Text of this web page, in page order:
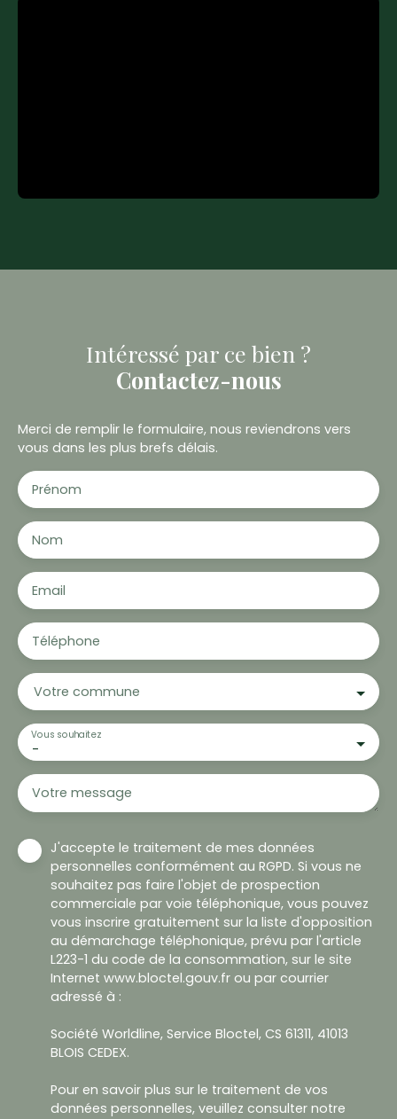
Intéressé par ce bien ?
Contactez-nous
Merci de remplir le formulaire, nous reviendrons vers
vous dans les plus brefs délais.
Prénom
Nom
Email
Téléphone
Votre commune
-
Vous souhaitez
Votre message
J'accepte le traitement de mes données
personnelles conformément au RGPD. Si vous ne
souhaitez pas faire l'objet de prospection
commerciale par voie téléphonique, vous pouvez
vous inscrire gratuitement sur la liste d'opposition
au démarchage téléphonique, prévu par l'article
L223-1 du code de la consommation, sur le site
Internet www.bloctel.gouv.fr ou par courrier
adressé à :
Société Worldline, Service Bloctel, CS 61311, 41013
BLOIS CEDEX.
Pour en savoir plus sur le traitement de vos
données personnelles, veuillez consulter notre